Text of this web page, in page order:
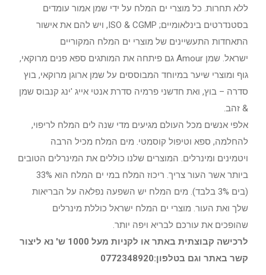
ללא תחרות. כל מוצרי ים המלח על ידי שמן אמור עומדים
בסטנדרטים בינלאומיים; ISO & CGMP, ויש להם את אישור
התאחדות התעשיינים של מוצרי ים המלח המקוריים
ישראל. שמן Amour גם פיתחה את המותגים ספא פנים מרוקאי,
גוף ומוצרי שיער במיוחד המבוססים על שמן ארוגן מרוקאי, בוץ
סדרה – בוץ, ואת חדשני פרמיה סדרת אנטי אייג 'ינג קנבוס שמן
& זהב.
אלפי אנשים מכל העולם מגיעים מדי שנה לים המלח לריפוי,
להחלמה, ספא וטיפול קוסמטי. מים המלח מכיל הרבה
ויטמינים ומינרלים. המוצרים שלנו כוללים את המינרלים הטובים
ביותר אשר העור צריך. ריכוז המלח במי ים המלח הוא 33%
(בים 3% בלבד). מים המלח יש השפעה נפלאה על הבריאות
שלך ואת העור. מוצרי ים המלח ישראל כוללת מינרלים
שהופכים את עורכם לבריא ויפה יותר.
לרכישה קבוצתית באתר או לקניות מעל 1000 ש' נא ליצור
קשר באתר וגם בטלפון:0772348920